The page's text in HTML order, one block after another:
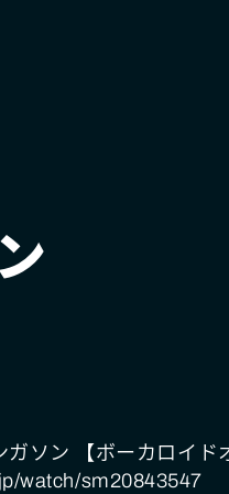
ガソン 【ボーカロイド
watch/sm20843547